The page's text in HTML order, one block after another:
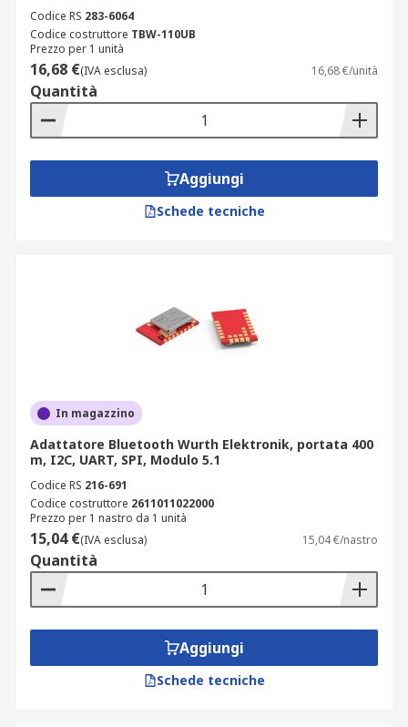
Codice RS 283-6064
Codice costruttore TBW-110UB
Prezzo per 1 unità
16,68 €(IVA esclusa) 16,68 €/unità
Quantità
Aggiungi
Schede tecniche
In magazzino
Adattatore Bluetooth Wurth Elektronik, portata 400
m, I2C, UART, SPI, Modulo 5.1
Codice RS 216-691
Codice costruttore 2611011022000
Prezzo per 1 nastro da 1 unità
15,04 €(IVA esclusa) 15,04 €/nastro
Quantità
Aggiungi
Schede tecniche